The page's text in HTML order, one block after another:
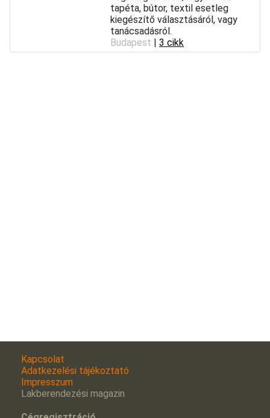
tapéta, bútor, textil esetleg
kiegészítő választásáról, vagy
tanácsadásról.
Budapest | 3 cikk
Kapcsolat
Adatkezelési tájékoztató
Impresszum
Lakberendezési magazin